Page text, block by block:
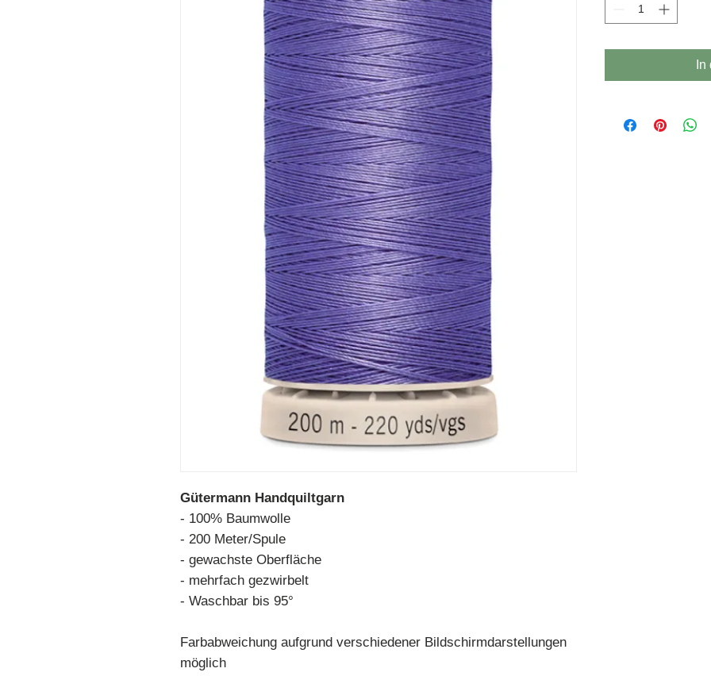
Gütermann Handquiltgarn
- 100% Baumwolle
- 200 Meter/Spule
- gewachste Oberfläche
- mehrfach gezwirbelt
- Waschbar bis 95°
Farbabweichung aufgrund verschiedener Bildschirmdarstellungen
möglich